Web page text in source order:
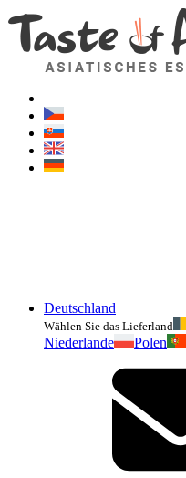
Deutschland
Wählen Sie das Lieferland
Niederlande
Polen